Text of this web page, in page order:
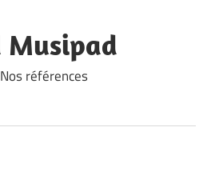
Musipad
Nos références